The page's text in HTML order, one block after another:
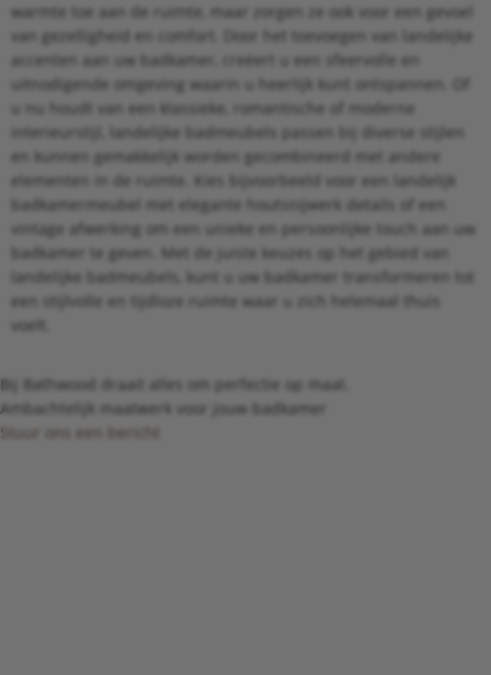
warmte toe aan de ruimte, maar zorgen ze ook voor een gevoel
van gezelligheid en comfort. Door het toevoegen van landelijke
accenten aan uw badkamer, creëert u een sfeervolle en
uitnodigende omgeving waarin u heerlijk kunt ontspannen. Of
u nu houdt van een klassieke, romantische of moderne
interieurstijl, landelijke badmeubels passen bij diverse stijlen
en kunnen gemakkelijk worden gecombineerd met andere
elementen in de ruimte. Kies bijvoorbeeld voor een landelijk
badkamermeubel met elegante houtsnijwerk details of een
vintage afwerking om een unieke en persoonlijke touch aan uw
badkamer te geven. Met de juiste keuzes op het gebied van
landelijke badmeubels, kunt u uw badkamer transformeren tot
een stijlvolle en tijdloze ruimte waar u zich helemaal thuis
voelt.
Bij Bathwood draait alles om perfectie op maat.
Ambachtelijk maatwerk voor jouw badkamer
Stuur ons een bericht